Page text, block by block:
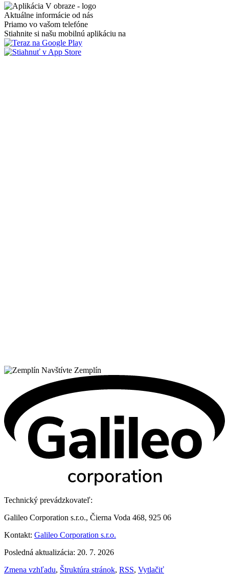
Aktuálne informácie od nás
Priamo vo vašom telefóne
Stiahnite si našu mobilnú aplikáciu na
Navštívte Zemplín
Technický prevádzkovateľ:
Galileo Corporation s.r.o., Čierna Voda 468, 925 06
Kontakt: Galileo Corporation s.r.o.
Posledná aktualizácia: 20. 7. 2026
Zmena vzhľadu, Štruktúra stránok, RSS, Vytlačiť